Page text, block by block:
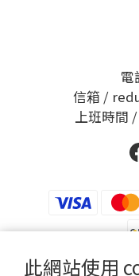
此網站使用
電
信箱 /
上班時間